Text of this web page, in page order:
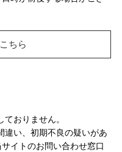
ちら
おりません。
違い、初期不良の疑いがあ
イトのお問い合わせ窓口